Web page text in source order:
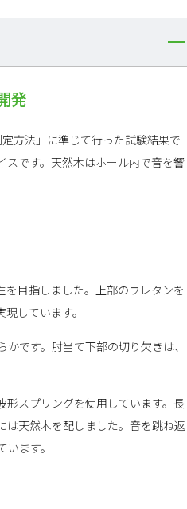
発
方法」に準じて行った試験結果で
スです。天然木はホール内で音を響
目指しました。上部のウレタンを
しています。
です。肘当て下部の切り欠きは、
形スプリングを使用しています。長
天然木を配しました。音を跳ね返
ます。